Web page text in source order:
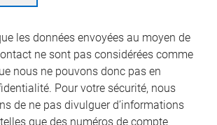
les données envoyées au moyen de
ne sont pas considérées comme
nous ne pouvons donc pas en
Pour votre sécurité, nous
de ne pas divulguer d’informations
que des numéros de compte